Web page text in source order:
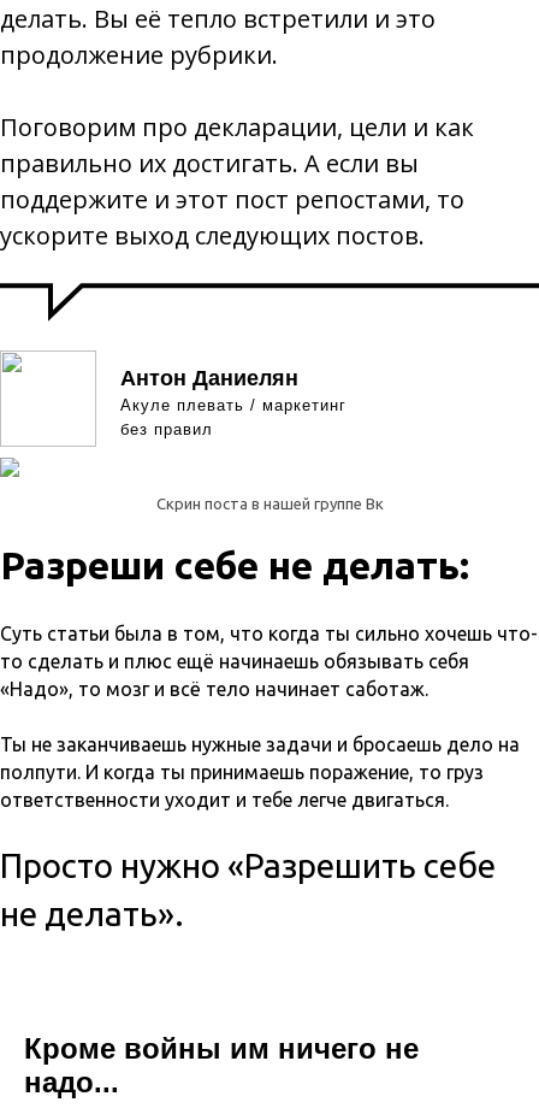
делать. Вы её тепло встретили и это
продолжение рубрики.
Поговорим про декларации, цели и как
правильно их достигать. А если вы
поддержите и этот пост репостами, то
ускорите выход следующих постов.
Антон Даниелян
Акуле плевать / маркетинг
без правил
Скрин поста в нашей группе Вк
Разреши себе не делать:
Суть статьи была в том, что когда ты сильно хочешь что-
то сделать и плюс ещё начинаешь обязывать себя
«Надо», то мозг и всё тело начинает саботаж.
Ты не заканчиваешь нужные задачи и бросаешь дело на
полпути. И когда ты принимаешь поражение, то груз
ответственности уходит и тебе легче двигаться.
Просто нужно «Разрешить себе
не делать».
Кроме войны им ничего не
надо...